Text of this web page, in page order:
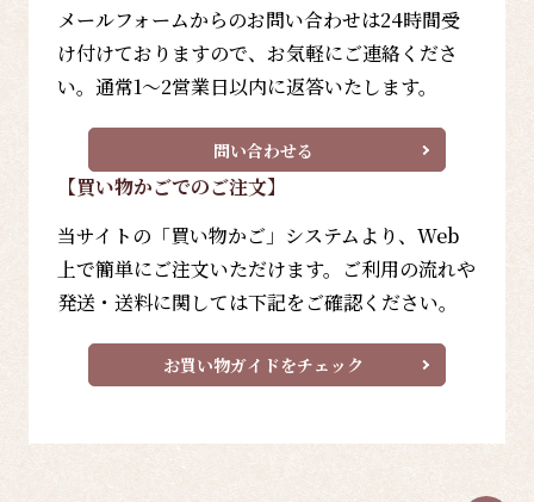
メールフォームからのお問い合わせは24時間受
け付けておりますので、お気軽にご連絡くださ
い。通常1～2営業日以内に返答いたします。
問い合わせる
【買い物かごでのご注文】
当サイトの「買い物かご」システムより、Web
上で簡単にご注文いただけます。ご利用の流れや
発送・送料に関しては下記をご確認ください。
お買い物ガイドをチェック